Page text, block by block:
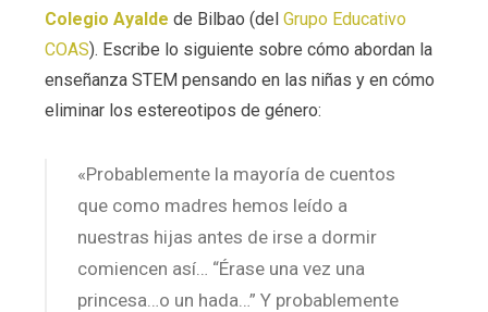
Colegio Ayalde de Bilbao (del Grupo Educativo
COAS). Escribe lo siguiente sobre cómo abordan la
enseñanza STEM pensando en las niñas y en cómo
eliminar los estereotipos de género:
«Probablemente la mayoría de cuentos
que como madres hemos leído a
nuestras hijas antes de irse a dormir
comiencen así… “Érase una vez una
princesa…o un hada…” Y probablemente